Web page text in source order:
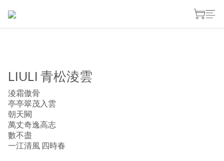
LIULI 青松淩雲
淩霜傲骨
亭亭翠茂入雲
朝天闕
萬丈奇逸高志
數不盡
一江清風 四時春